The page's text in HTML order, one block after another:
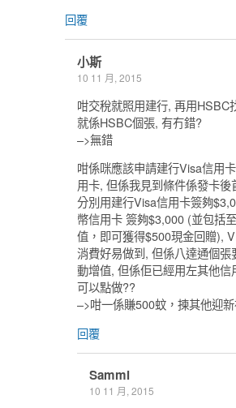
回覆
小斯
10 11 月, 2015
咁交稅就照用建行, 再用HSBC
就係HSBC個張, 有冇錯?
–>無錯
咁係咪應該申請建行Visa信用
用卡, 但係我見到條件係發卡
分別用建行Visa信用卡簽夠
幣信用卡 簽夠$3,000 (並包括
值，即可獲得$500現金回贈),
消費好易做到, 但係八達通個張
動增值, 但係佢已經用左其他
可以點做??
–>咁一係賺500蚊，揀其他迎
回覆
Sammi
10 11 月, 2015